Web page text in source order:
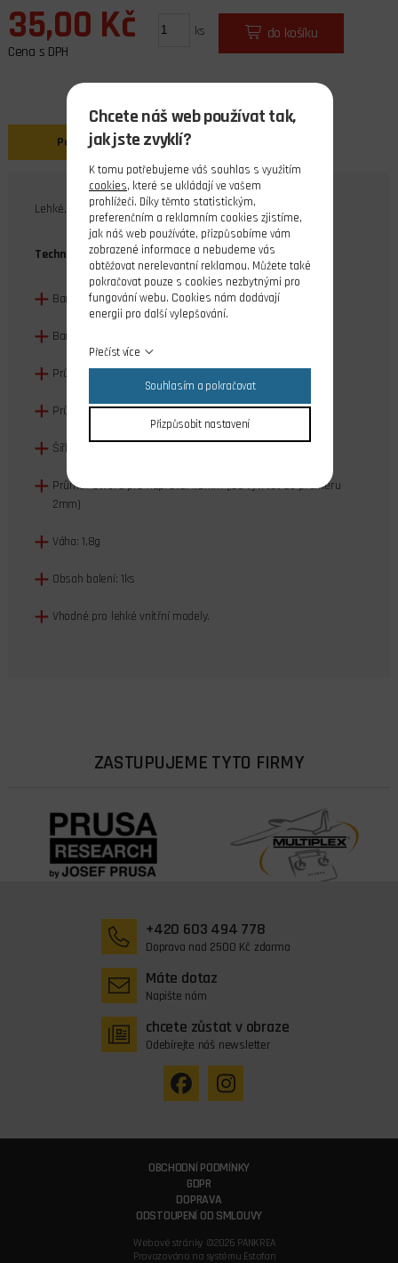
35,00 Kč
Cena s DPH
ks do košíku
Popis
Lehké, mechové loukoťové kolečko.
Technická data:
Barva pneu: černá
Barva ráfku: šedá
Průměr kola: 45mm
Průměr ráfku: 33mm
Šířka kola: 9mm
Průměr otvoru pro nápravu: 1,6mm (lze vyvrtat do průměru
2mm)
Váha: 1,8g
Obsah balení: 1ks
Vhodné pro lehké vnitřní modely.
ZASTUPUJEME TYTO FIRMY
+420 603 494 778
Doprava nad 2500 Kč zdarma
Máte dotaz
Napište nám
chcete zůstat v obraze
Odebírejte náš newsletter
OBCHODNÍ PODMÍNKY
GDPR
DOPRAVA
ODSTOUPENÍ OD SMLOUVY
Webové stránky ©2026 PANKREA
Provozováno na systému Estofan
Chcete náš web používat tak,
jak jste zvyklí?
K tomu potřebujeme váš souhlas s využitím
cookies, které se ukládají ve vašem
prohlížeči. Díky těmto statistickým,
preferenčním a reklamním cookies zjistíme,
jak náš web používáte, přizpůsobíme vám
zobrazené informace a nebudeme vás
obtěžovat nerelevantní reklamou. Můžete také
pokračovat pouze s cookies nezbytnými pro
fungování webu. Cookies nám dodávají
energii pro další vylepšování.
Přečíst více
Souhlasím a pokračovat
Přizpůsobit nastavení